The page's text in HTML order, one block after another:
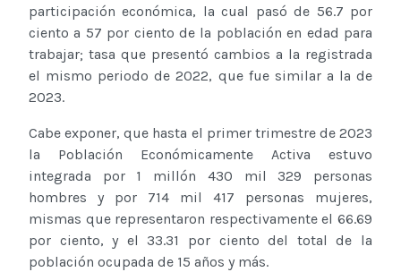
participación económica, la cual pasó de 56.7 por
ciento a 57 por ciento de la población en edad para
trabajar; tasa que presentó cambios a la registrada
el mismo periodo de 2022, que fue similar a la de
2023.
Cabe exponer, que hasta el primer trimestre de 2023
la Población Económicamente Activa estuvo
integrada por 1 millón 430 mil 329 personas
hombres y por 714 mil 417 personas mujeres,
mismas que representaron respectivamente el 66.69
por ciento, y el 33.31 por ciento del total de la
población ocupada de 15 años y más.